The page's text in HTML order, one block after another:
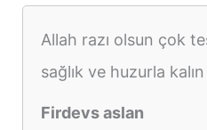
Allah razı olsun çok
sağlık ve huzurla
Firdevs aslan